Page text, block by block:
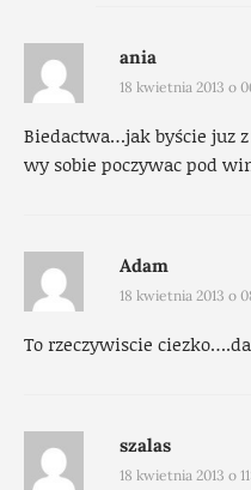
ania
18 kwietnia 2013 o
Biedactwa…jak byście juz
wy sobie poczywac pod
Adam
18 kwietnia 2013 o
To rzeczywiscie
szalas
18 kwietnia 2013 o